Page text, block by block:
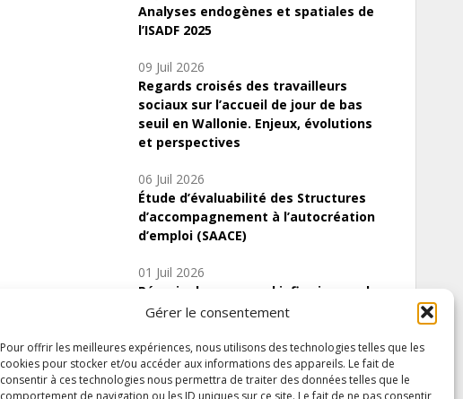
Gérer le consentement
Pour offrir les meilleures expériences, nous utilisons des technologies telles que les
cookies pour stocker et/ou accéder aux informations des appareils. Le fait de
consentir à ces technologies nous permettra de traiter des données telles que le
comportement de navigation ou les ID uniques sur ce site. Le fait de ne pas consentir
Analyses endogènes et spatiales de
l’ISADF 2025
09 Juil 2026
Regards croisés des travailleurs
sociaux sur l’accueil de jour de bas
seuil en Wallonie. Enjeux, évolutions
et perspectives
06 Juil 2026
Étude d’évaluabilité des Structures
d’accompagnement à l’autocréation
d’emploi (SAACE)
01 Juil 2026
Pénurie du personnel infirmier :quels
indicateurs d’offre de soins pour